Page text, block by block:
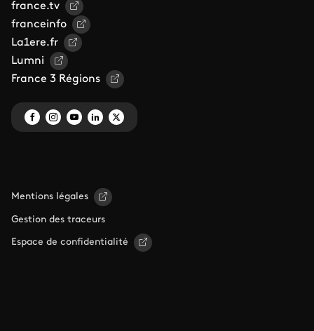
france.tv
franceinfo
La1ere.fr
Lumni
France 3 Régions
Mentions légales
Gestion des traceurs
Espace de confidentialité